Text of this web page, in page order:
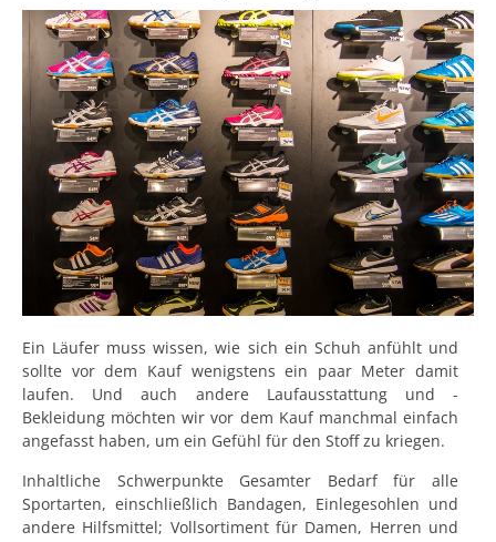
Ein Läufer muss wissen, wie sich ein Schuh anfühlt und
sollte vor dem Kauf wenigstens ein paar Meter damit
laufen. Und auch andere Laufausstattung und -
Bekleidung möchten wir vor dem Kauf manchmal einfach
angefasst haben, um ein Gefühl für den Stoff zu kriegen.
Inhaltliche Schwerpunkte Gesamter Bedarf für alle
Sportarten, einschließlich Bandagen, Einlegesohlen und
andere Hilfsmittel; Vollsortiment für Damen, Herren und